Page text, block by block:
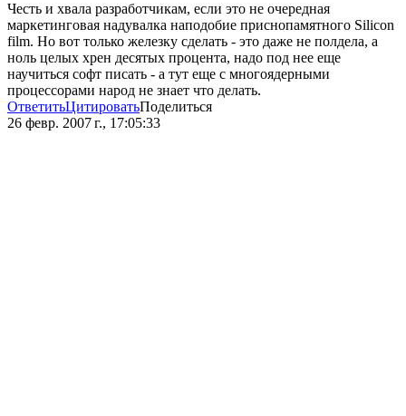
Честь и хвала разработчикам, если это не очередная
маркетинговая надувалка наподобие приснопамятного Silicon
film. Но вот только железку сделать - это даже не полдела, а
ноль целых хрен десятых процента, надо под нее еще
научиться софт писать - а тут еще с многоядерными
процессорами народ не знает что делать.
ОтветитьЦитироватьПоделиться
26 февр. 2007 г., 17:05:33